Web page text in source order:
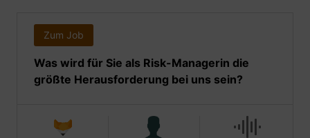
Zum Job
Was wird für Sie als Risk-Managerin die
größte Herausforderung bei uns sein?